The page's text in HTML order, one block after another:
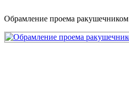
Обрамление проема ракушечником